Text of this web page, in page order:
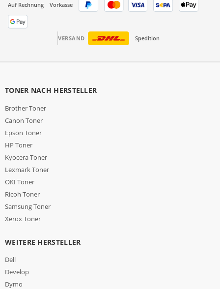
Auf Rechnung
Vorkasse
VERSAND Spedition
TONER NACH HERSTELLER
Brother Toner
Canon Toner
Epson Toner
HP Toner
Kyocera Toner
Lexmark Toner
OKI Toner
Ricoh Toner
Samsung Toner
Xerox Toner
WEITERE HERSTELLER
Dell
Develop
Dymo